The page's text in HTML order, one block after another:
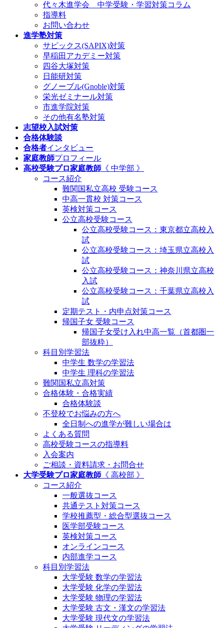
代々木進学会 中学受験・学習対策コラム
指導料
お問い合わせ
進学塾対策
サピックス(SAPIX)対策
早稲田アカデミー対策
四谷大塚対策
日能研対策
グノーブル(Gnoble)対策
栄光ゼミナール対策
市進学院対策
その他有名塾対策
志望校入試対策
合格体験談
合格者インタビュー
家庭教師プロフィール
高校受験プロ家庭教師 《 中学部 》
コース紹介
難関国私立高校 受験コース
中高一貫校 対策コース
英検対策コース
公立高校受験コース
公立高校受験コース：東京都立高校入
試
公立高校受験コース：埼玉県立高校入
試
公立高校受験コース：神奈川県立高校
入試
公立高校受験コース：千葉県立高校入
試
定期テスト・内申点対策コース
帰国子女 受験コース
帰国子女受け入れ中高一覧（首都圏一
部抜粋）
科目別学習法
中学生 数学の学習法
中学生 理科の学習法
難関国私立高対策
合格体験・合格実績
合格体験談
不登校でお悩みの方へ
全日制への進学が難しい場合は
よくある質問
高校受験コースの指導料
入会案内
ご相談・資料請求・お問合せ
大学受験プロ家庭教師 《 高校部 》
コース紹介
一般選抜コース
共通テスト対策コース
学校推薦型・総合型選抜コース
医学部受験コース
英検対策コース
オンラインコース
内部進学コース
科目別学習法
大学受験 数学の学習法
大学受験 化学の学習法
大学受験 物理の学習法
大学受験 古文・漢文の学習法
大学受験 現代文の学習法